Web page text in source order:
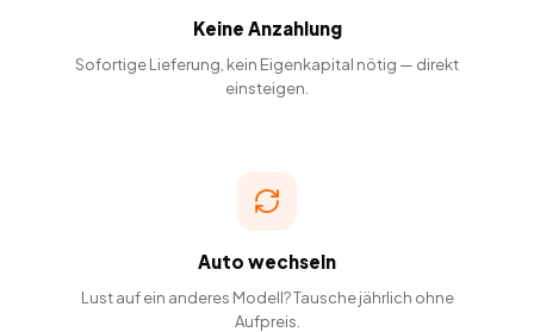
Keine Anzahlung
Sofortige Lieferung, kein Eigenkapital nötig — direkt
einsteigen.
Auto wechseln
Lust auf ein anderes Modell? Tausche jährlich ohne
Aufpreis.